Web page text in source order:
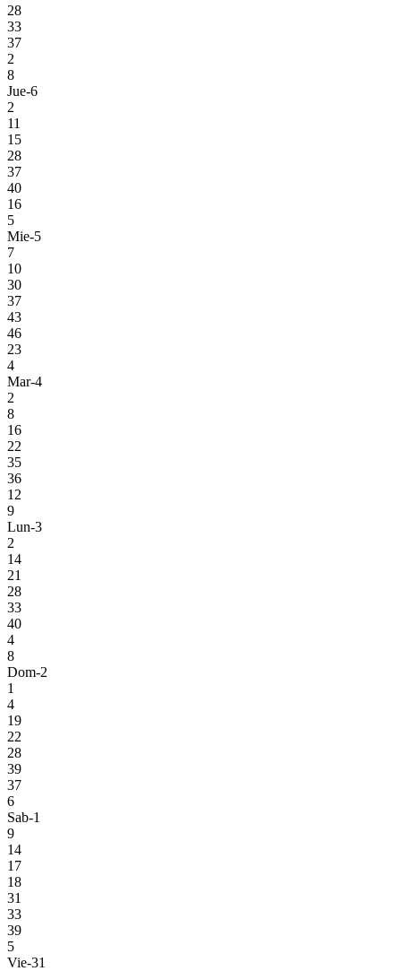
28
33
37
2
8
Jue-6
2
11
15
28
37
40
16
5
Mie-5
7
10
30
37
43
46
23
4
Mar-4
2
8
16
22
35
36
12
9
Lun-3
2
14
21
28
33
40
4
8
Dom-2
1
4
19
22
28
39
37
6
Sab-1
9
14
17
18
31
33
39
5
Vie-31